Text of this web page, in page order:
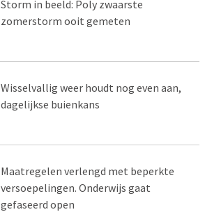
Storm in beeld: Poly zwaarste
zomerstorm ooit gemeten
Wisselvallig weer houdt nog even aan,
dagelijkse buienkans
Maatregelen verlengd met beperkte
versoepelingen. Onderwijs gaat
gefaseerd open